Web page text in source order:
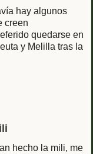
hay algunos
creen
quedarse en
y Melilla tras la
hecho la mili, me